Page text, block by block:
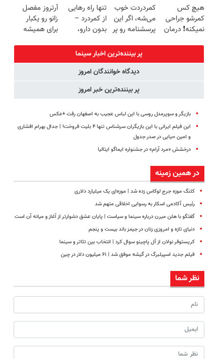
🔥 پرداخت
درب منزل
◗پرسش‌نامه◖
رو پرکن)
برگردون
(40%off)
هیچ کس
کمرشو جراحی
نمیکنه❗ درمان
(پرسشنامه)
کمردردت خوب
می‌شه، اگر این
پرسشنامه رو پر
تنها راه رهایی
از کمردرد –
بدون دارو،
«فرم پر کن»
آرتروز مفصل
زانو رو یکبار
برای همیشه
پر بیننده‌ترین اخبار سینما
دیدگاه خوانندگان امروز
پر بیننده‌ترین خبر امروز
بازیگر و سوپرمدل روسی با این لباس عجیب به اصفهان رفت +‌عکس
این فیلم ایرانی با این بازیگران سرشناس تنها ۴ بلیت فروخت! | جدال بهرام افشاری
و امین حیایی در صدر جدول
درخشش «مرد آرام» در جشنواره ایماگو ایتالیا
در همین زمینه
کلنگ موزه جرج لوکاس زده شد | موزه‌ای یک میلیارد دلاری
رئیس آکادمی اسکار به رسوایی اخلاقی متهم شد
گفتگو با هلن میرن درباره سینما و سیاست | پایان عشق دشوارتر از آغاز و میانه آن است
دنیای تازه و امروزی زنان در جیمز باند بیست و پنجم
کریستوفر نولان از آل پاچینو سوال کرد | انتخاب بین تئاتر و سینما
فیلم جدید اسپیلبرگ در گیشه موفق شد | ۶۱ میلیون دلار در چین
نظر شما